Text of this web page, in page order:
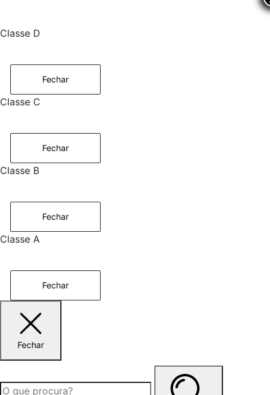
Classe D
Fechar
Classe C
Fechar
Classe B
Fechar
Classe A
Fechar
Fechar